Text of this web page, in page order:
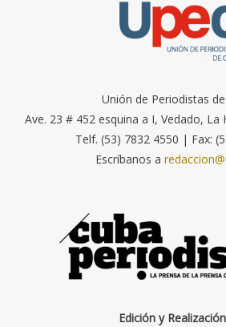
Unión de Periodistas de
Ave. 23 # 452 esquina a I, Vedado, La
Telf. (53) 7832 4550 | Fax:
Escríbanos a
Edición y